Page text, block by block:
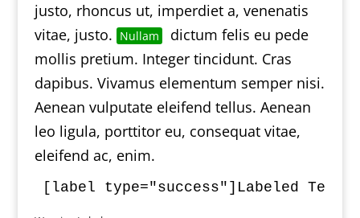
justo, rhoncus ut, imperdiet a, venenatis
vitae, justo. Nullam
dictum felis eu pede
mollis pretium. Integer tincidunt. Cras
dapibus. Vivamus elementum semper nisi.
Aenean vulputate eleifend tellus. Aenean
leo ligula, porttitor eu, consequat vitae,
eleifend ac, enim.